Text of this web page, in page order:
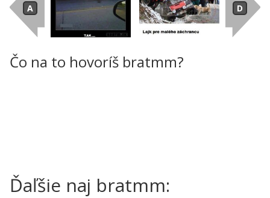
Čo na to hovoríš bratmm?
Ďaľšie naj bratmm: